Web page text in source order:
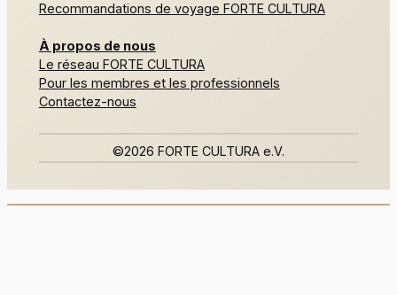
Recommandations de voyage FORTE CULTURA
À propos de nous
Le réseau FORTE CULTURA
Pour les membres et les professionnels
Contactez-nous
©2026 FORTE CULTURA e.V.